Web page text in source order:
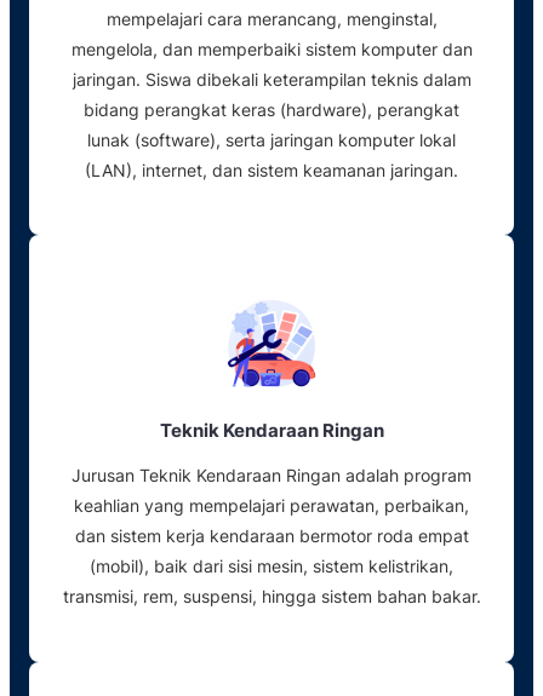
mempelajari cara merancang, menginstal,
mengelola, dan memperbaiki sistem komputer dan
jaringan. Siswa dibekali keterampilan teknis dalam
bidang perangkat keras (hardware), perangkat
lunak (software), serta jaringan komputer lokal
(LAN), internet, dan sistem keamanan jaringan.
Teknik Kendaraan Ringan
Jurusan Teknik Kendaraan Ringan adalah program
keahlian yang mempelajari perawatan, perbaikan,
dan sistem kerja kendaraan bermotor roda empat
(mobil), baik dari sisi mesin, sistem kelistrikan,
transmisi, rem, suspensi, hingga sistem bahan bakar.